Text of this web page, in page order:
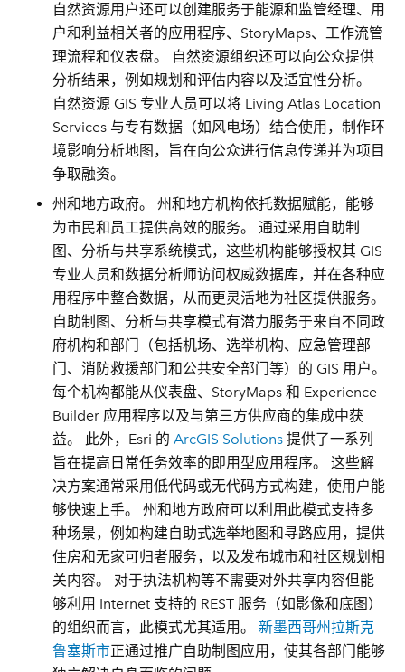
自然资源用户还可以创建服务于能源和监管经理、用
户和利益相关者的应用程序、StoryMaps、工作流管
理流程和仪表盘。 自然资源组织还可以向公众提供
分析结果，例如规划和评估内容以及适宜性分析。
自然资源 GIS 专业人员可以将 Living Atlas Location
Services 与专有数据（如风电场）结合使用，制作环
境影响分析地图，旨在向公众进行信息传递并为项目
争取融资。
州和地方政府。
州和地方机构依托数据赋能，能够
为市民和员工提供高效的服务。 通过采用自助制
图、分析与共享系统模式，这些机构能够授权其 GIS
专业人员和数据分析师访问权威数据库，并在各种应
用程序中整合数据，从而更灵活地为社区提供服务。
自助制图、分析与共享模式有潜力服务于来自不同政
府机构和部门（包括机场、选举机构、应急管理部
门、消防救援部门和公共安全部门等）的 GIS 用户。
每个机构都能从仪表盘、StoryMaps 和 Experience
Builder 应用程序以及与第三方供应商的集成中获
益。 此外，Esri 的ArcGIS Solutions 提供了一系列
旨在提高日常任务效率的即用型应用程序。 这些解
决方案通常采用低代码或无代码方式构建，使用户能
够快速上手。 州和地方政府可以利用此模式支持多
种场景，例如构建自助式选举地图和寻路应用，提供
住房和无家可归者服务，以及发布城市和社区规划相
关内容。 对于执法机构等不需要对外共享内容但能
够利用 Internet 支持的 REST 服务（如影像和底图）
的组织而言，此模式尤其适用。新墨西哥州拉斯克
鲁塞斯市正通过推广自助制图应用，使其各部门能够